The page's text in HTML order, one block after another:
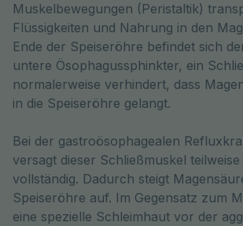
Muskelbewegungen (Peristaltik)
Flüssigkeiten und Nahrung in den
Ende der Speiseröhre befindet sich
untere Ösophagussphinkter, ein
normalerweise verhindert, dass
in die Speiseröhre gelangt.
Bei der gastroösophagealen
versagt dieser Schließmuskel
vollständig. Dadurch steigt
Speiseröhre auf. Im Gegensatz zum
eine spezielle Schleimhaut vor der